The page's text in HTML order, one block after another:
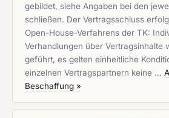
gebildet, siehe Angaben bei den
schließen. Der Vertragsschluss
Open-House-Verfahrens der TK:
Verhandlungen über Vertragsinhalte
geführt, es gelten einheitliche
einzelnen Vertragspartnern keine …
Beschaffung »